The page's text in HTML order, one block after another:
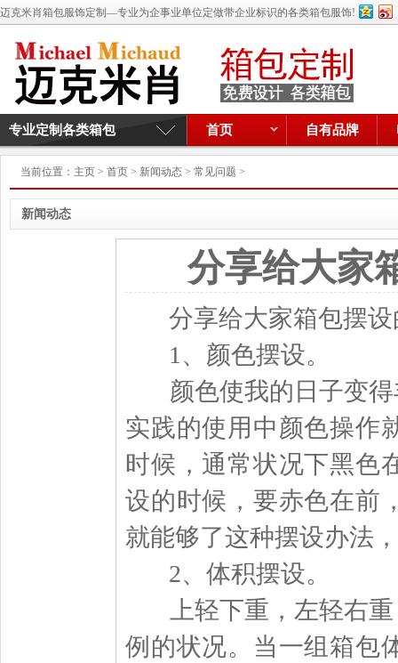
迈克米肖箱包服饰定制—专业为企事业单位定做带企业标识的各类箱包服饰!
首页 自有品牌
专业定制各类箱包
当前位置： 主页 > 首页 > 新闻动态 > 常见问题 >
新闻动态
分享给大家
分享给大家箱包摆设
1、颜色摆设。
颜色使我的日子变得
实践的使用中颜色操作
时候，通常状况下黑色
设的时候，要赤色在前
就能够了这种摆设办法
2、体积摆设。
上轻下重，左轻右重
例的状况。当一组箱包